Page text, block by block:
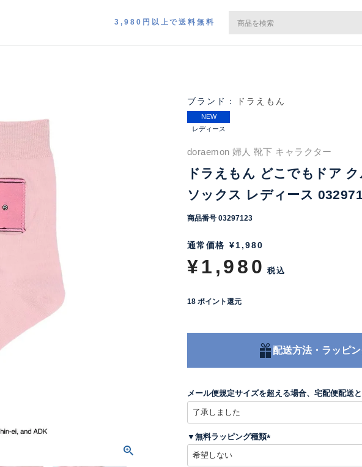
3,980円以上で送料無料
ドラえもん
NEW
レディース
doraemon 婦人 靴下 キャラクター
ドラえもん どこでもドア
ソックス レディース
商品番号 03297123
通常価格 ¥1,980
¥1,980 税込
18 ポイント還元
配送方法・ラッピ
メール便規定サイズを超える場合、宅配便配送と
▼無料ラッピング種類